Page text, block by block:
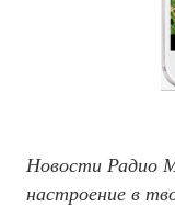
Новости Радио
настроение в